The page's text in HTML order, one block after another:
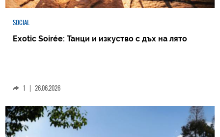
SOCIAL
Exotic Soirée: Танци и изкуство с дъх на лято
1 | 26.06.2026